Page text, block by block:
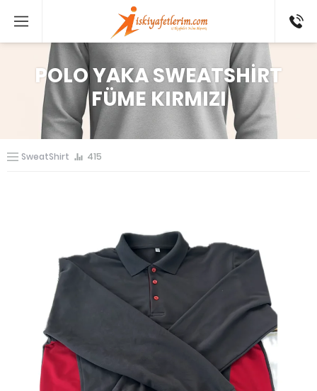
802 52
POLO YAKA SWEATSHİRT
FÜME KIRMIZI
SweatShirt 415